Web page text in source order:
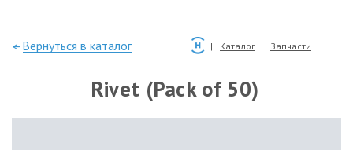
—Вернуться в каталог Каталог Запчасти
Rivet (Pack of 50)